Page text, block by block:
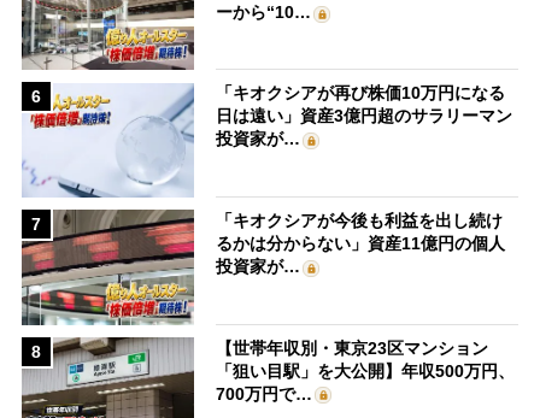
ーから“10…
6
「キオクシアが再び株価10万円になる
日は遠い」資産3億円超のサラリーマン
投資家が…
7
「キオクシアが今後も利益を出し続け
るかは分からない」資産11億円の個人
投資家が…
8
【世帯年収別・東京23区マンション
「狙い目駅」を大公開】年収500万円、
700万円で…